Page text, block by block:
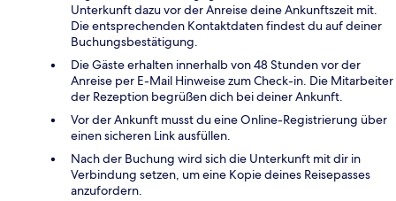
Unterkunft dazu vor der Anreise deine Ankunftszeit mit.
Die entsprechenden Kontaktdaten findest du auf deiner
Buchungsbestätigung.
Die Gäste erhalten innerhalb von 48 Stunden vor der
Anreise per E-Mail Hinweise zum Check-in. Die Mitarbeiter
der Rezeption begrüßen dich bei deiner Ankunft.
Vor der Ankunft musst du eine Online-Registrierung über
einen sicheren Link ausfüllen.
Nach der Buchung wird sich die Unterkunft mit dir in
Verbindung setzen, um eine Kopie deines Reisepasses
anzufordern.